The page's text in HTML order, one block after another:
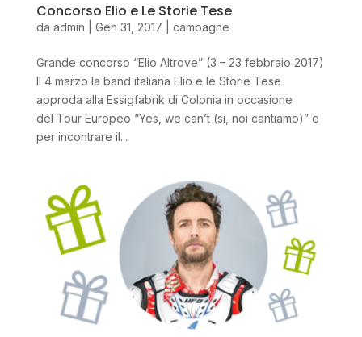
Concorso Elio e Le Storie Tese
da admin Gen 31, 2017 campagne
Grande concorso “Elio Altrove” (3 – 23 febbraio 2017)
Il 4 marzo la band italiana Elio e le Storie Tese
approda alla Essigfabrik di Colonia in occasione
del Tour Europeo “Yes, we can’t (si, noi cantiamo)” e
per incontrare il...